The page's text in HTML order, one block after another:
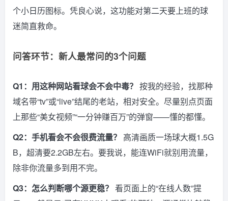
个小日历图标。凭良心说，这功能对第二天要上班的球
迷简直救命。
问答环节：新人最常问的3个问题
Q1：用这种网站看球会不会中毒？ 按我的经验，找那种
域名带“tv”或“live”结尾的老站，相对安全。尽量别点页面
上那些“美女视频”“一分钟赚百万”的弹窗——懂的都懂。
Q2：手机看会不会很费流量？ 高清画质一场球大概1.5G
B，超清要2.2GB左右。要我说，能连WiFi就别用流量，
除非你流量多到用不完。
Q3：怎么判断哪个源更稳？ 看页面上的“在线人数”提